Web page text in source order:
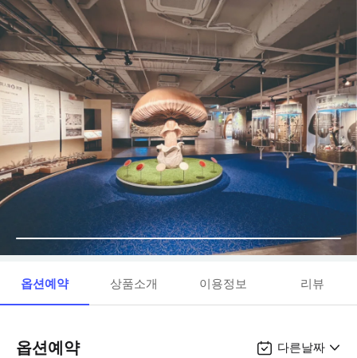
옵션예약 상품소개 이용정보 리뷰
옵션예약 다른날짜